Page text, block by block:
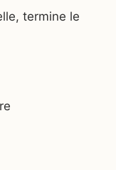
termine le